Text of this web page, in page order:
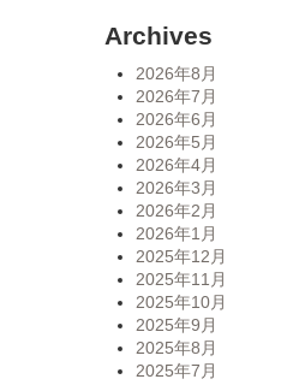
Archives
2026年8月
2026年7月
2026年6月
2026年5月
2026年4月
2026年3月
2026年2月
2026年1月
2025年12月
2025年11月
2025年10月
2025年9月
2025年8月
2025年7月